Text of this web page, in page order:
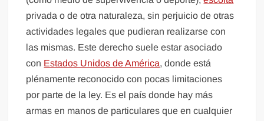
privada o de otra naturaleza, sin perjuicio de otras
actividades legales que pudieran realizarse con
las mismas. Este derecho suele estar asociado
con Estados Unidos de América, donde está
plénamente reconocido con pocas limitaciones
por parte de la ley. Es el país donde hay más
armas en manos de particulares que en cualquier